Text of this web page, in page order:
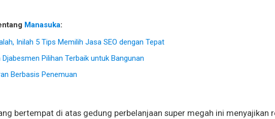
Manasuka:
Inilah 5 Tips Memilih Jasa SEO dengan Tepat
Pilihan Terbaik untuk Bangunan
Berbasis Penemuan
bertempat di atas gedung perbelanjaan super megah ini menyajikan